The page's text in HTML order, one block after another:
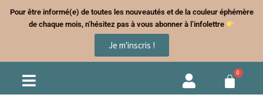
Pour être informé(e) de toutes les nouveautés et de la couleur éphémère
de chaque mois, n’hésitez pas à vous abonner à l’infolettre
Je m'inscris !